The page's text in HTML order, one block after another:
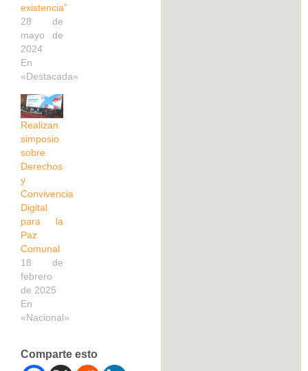
existencia”
28 de
mayo de
2024
En
«Destacada»
Realizan
simposio
sobre
Derechos
y
Convivencia
Digital
para la
Paz
Comunal
18 de
febrero
de 2025
En
«Nacional»
Comparte esto